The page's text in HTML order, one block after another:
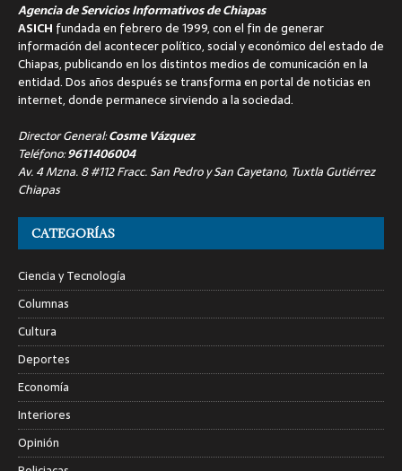
Agencia de Servicios Informativos de Chiapas
ASICH fundada en febrero de 1999, con el fin de generar
información del acontecer político, social y económico del estado de
Chiapas, publicando en los distintos medios de comunicación en la
entidad. Dos años después se transforma en portal de noticias en
internet, donde permanece sirviendo a la sociedad.
Director General:Cosme Vázquez
Teléfono:9611406004
Av. 4 Mzna. 8 #112 Fracc. San Pedro y San Cayetano, Tuxtla Gutiérrez
Chiapas
CATEGORÍAS
Ciencia y Tecnología
Columnas
Cultura
Deportes
Economía
Interiores
Opinión